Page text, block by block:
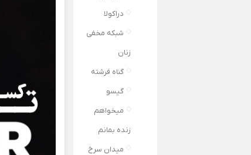
دراکولا
شبکه مخفی
زنان
گناه فرشته
گیسو
میخواهم
زنده بمانم
میدان سرخ